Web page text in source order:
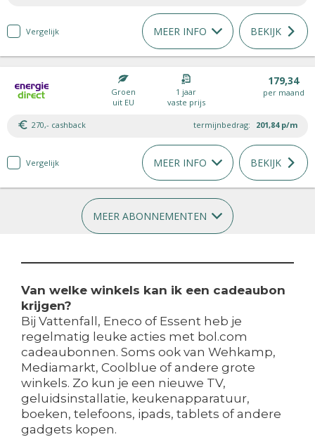
Vergelijk MEER INFO BEKIJK
Groen
uit EU
1 jaar
vaste prijs
179,34
per maand
270,- cashback termijnbedrag: 201,84 p/m
Vergelijk MEER INFO BEKIJK
MEER ABONNEMENTEN
Van welke winkels kan ik een cadeaubon
krijgen?
Bij Vattenfall, Eneco of Essent heb je
regelmatig leuke acties met bol.com
cadeaubonnen. Soms ook van Wehkamp,
Mediamarkt, Coolblue of andere grote
winkels. Zo kun je een nieuwe TV,
geluidsinstallatie, keukenapparatuur,
boeken, telefoons, ipads, tablets of andere
gadgets kopen.